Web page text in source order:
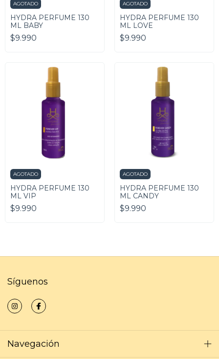
AGOTADO
HYDRA PERFUME 130
ML BABY
$9.990
AGOTADO
HYDRA PERFUME 130
ML LOVE
$9.990
AGOTADO
HYDRA PERFUME 130
ML VIP
$9.990
AGOTADO
HYDRA PERFUME 130
ML CANDY
$9.990
Síguenos
Navegación